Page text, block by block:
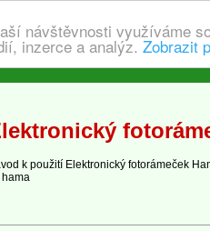
návštěvnosti využíváme
inzerce a analýz. Zobrazit
k použití Elektronický fotorámeček
hama